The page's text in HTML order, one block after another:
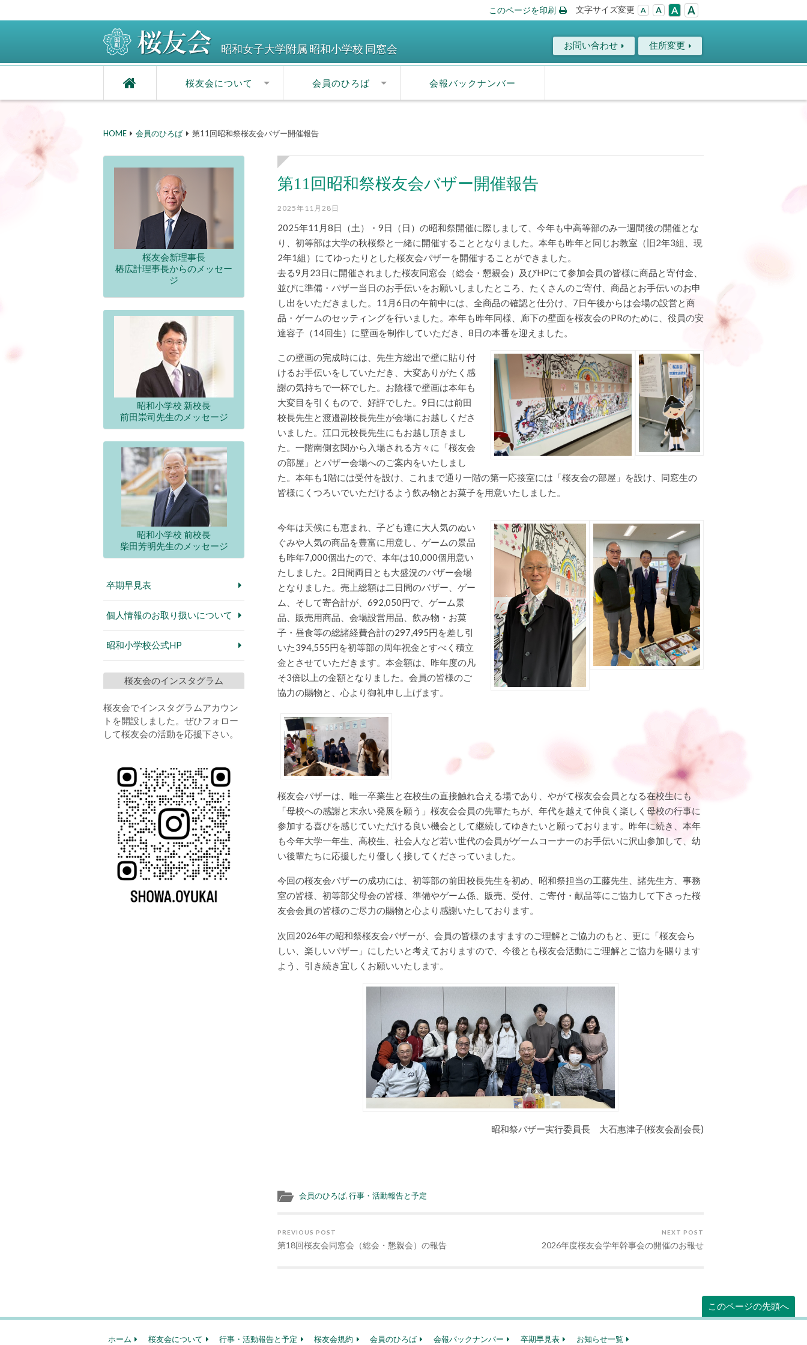
このページを印刷 文字サイズ変更 A A A A
昭和女子大学附属 昭和小学校 同窓会 お問い合わせ 住所変更
桜友会について 会員のひろば 会報バックナンバー
HOME 会員のひろば 第11回昭和祭桜友会バザー開催報告
第11回昭和祭桜友会バザー開催報告
2025年11月28日
2025年11月8日（土）・9日（日）の昭和祭開催に際しまして、今年も中高等部のみ一週間後の開催とな
り、初等部は大学の秋桜祭と一緒に開催することとなりました。本年も昨年と同じお教室（旧2年3組、現
2年1組）にてゆったりとした桜友会バザーを開催することができました。
去る9月23日に開催されました桜友同窓会（総会・懇親会）及びHPにて参加会員の皆様に商品と寄付金、
並びに準備・バザー当日のお手伝いをお願いしましたところ、たくさんのご寄付、商品とお手伝いのお申
し出をいただきました。11月6日の午前中には、全商品の確認と仕分け、7日午後からは会場の設営と商
品・ゲームのセッティングを行いました。本年も昨年同様、廊下の壁面を桜友会のPRのために、役員の安
達容子（14回生）に壁画を制作していただき、8日の本番を迎えました。
この壁画の完成時には、先生方総出で壁に貼り付
けるお手伝いをしていただき、大変ありがたく感
謝の気持ちで一杯でした。お陰様で壁画は本年も
大変目を引くもので、好評でした。9日には前田
校長先生と渡邉副校長先生が会場にお越しくださ
いました。江口元校長先生にもお越し頂きまし
た。一階南側玄関から入場される方々に「桜友会
の部屋」とバザー会場へのご案内をいたしまし
た。本年も1階には受付を設け、これまで通り一階の第一応接室には「桜友会の部屋」を設け、同窓生の
皆様にくつろいでいただけるよう飲み物とお菓子を用意いたしました。
今年は天候にも恵まれ、子ども達に大人気のぬい
ぐみや人気の商品を豊富に用意し、ゲームの景品
も昨年7,000個出たので、本年は10,000個用意い
たしました。2日間両日とも大盛況のバザー会場
となりました。売上総額は二日間のバザー、ゲー
ム、そして寄合計が、692,050円で、ゲーム景
品、販売用商品、会場設営用品、飲み物・お菓
子・昼食等の総諸経費合計の297,495円を差し引
いた394,555円を初等部の周年祝金とすべく積立
金とさせていただきます。本金額は、昨年度の凡
そ3倍以上の金額となりました。会員の皆様のご
協力の賜物と、心より御礼申し上げます。
桜友会バザーは、唯一卒業生と在校生の直接触れ合える場であり、やがて桜友会会員となる在校生にも
「母校への感謝と末永い発展を願う」桜友会会員の先輩たちが、年代を越えて仲良く楽しく母校の行事に
参加する喜びを感じていただける良い機会として継続してゆきたいと願っております。昨年に続き、本年
も今年大学一年生、高校生、社会人など若い世代の会員がゲームコーナーのお手伝いに沢山参加して、幼
い後輩たちに応援したり優しく接してくださっていました。
今回の桜友会バザーの成功には、初等部の前田校長先生を初め、昭和祭担当の工藤先生、諸先生方、事務
室の皆様、初等部父母会の皆様、準備やゲーム係、販売、受付、ご寄付・献品等にご協力して下さった桜
友会会員の皆様のご尽力の賜物と心より感謝いたしております。
次回2026年の昭和祭桜友会バザーが、会員の皆様のますますのご理解とご協力のもと、更に「桜友会ら
しい、楽しいバザー」にしたいと考えておりますので、今後とも桜友会活動にご理解とご協力を賜ります
よう、引き続き宜しくお願いいたします。
昭和祭バザー実行委員長 大石惠津子(桜友会副会長)
会員のひろば,行事・活動報告と予定
PREVIOUS POST
第18回桜友会同窓会（総会・懇親会）の報告
NEXT POST
2026年度桜友会学年幹事会の開催のお報せ
桜友会新理事長
椿広計理事長からのメッセー
ジ
昭和小学校 新校長
前田崇司先生のメッセージ
昭和小学校 前校長
柴田芳明先生のメッセージ
卒期早見表
個人情報のお取り扱いについて
昭和小学校公式HP
桜友会のインスタグラム
桜友会でインスタグラムアカウン
トを開設しました。ぜひフォロー
して桜友会の活動を応援下さい。
このページの先頭へ
ホーム 桜友会について 行事・活動報告と予定 桜友会規約 会員のひろば 会報バックナンバー 卒期早見表 お知らせ一覧